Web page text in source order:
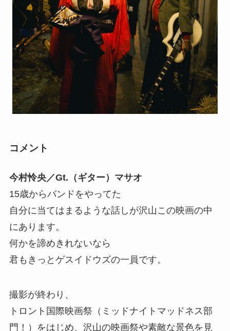
コメント
今村怜央／Gt.（ギター）マサオ
15歳からバンドをやってた
自分に当てはまるような話しが沢山この映画の中
にあります。
何かを諦めきれないなら
君もきっとゲスイドウズの一員です。
撮影が終わり、
トロント国際映画祭（ミッドナイトマッドネス部
門！）をはじめ、沢山の映画祭や素敵な景色を見